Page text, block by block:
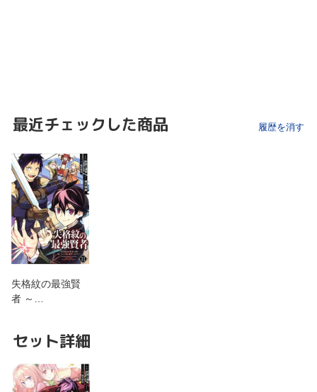
最近チェックした商品 履歴を消す
失格紋の最強賢
者 ～…
セット詳細